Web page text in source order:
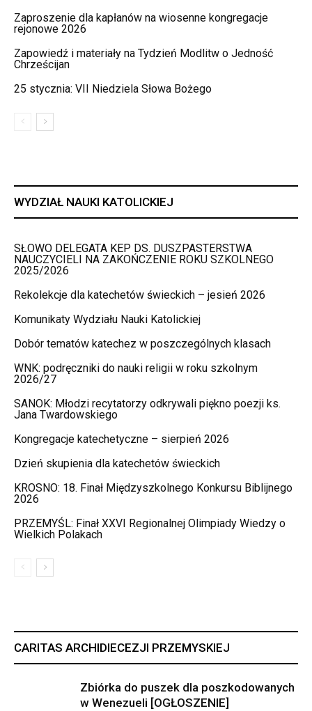
Zaproszenie dla kapłanów na wiosenne kongregacje
rejonowe 2026
Zapowiedź i materiały na Tydzień Modlitw o Jedność
Chrześcijan
25 stycznia: VII Niedziela Słowa Bożego
WYDZIAŁ NAUKI KATOLICKIEJ
SŁOWO DELEGATA KEP DS. DUSZPASTERSTWA
NAUCZYCIELI NA ZAKOŃCZENIE ROKU SZKOLNEGO
2025/2026
Rekolekcje dla katechetów świeckich – jesień 2026
Komunikaty Wydziału Nauki Katolickiej
Dobór tematów katechez w poszczególnych klasach
WNK: podręczniki do nauki religii w roku szkolnym
2026/27
SANOK: Młodzi recytatorzy odkrywali piękno poezji ks.
Jana Twardowskiego
Kongregacje katechetyczne – sierpień 2026
Dzień skupienia dla katechetów świeckich
KROSNO: 18. Finał Międzyszkolnego Konkursu Biblijnego
2026
PRZEMYŚL: Finał XXVI Regionalnej Olimpiady Wiedzy o
Wielkich Polakach
CARITAS ARCHIDIECEZJI PRZEMYSKIEJ
Zbiórka do puszek dla poszkodowanych
w Wenezueli [OGŁOSZENIE]